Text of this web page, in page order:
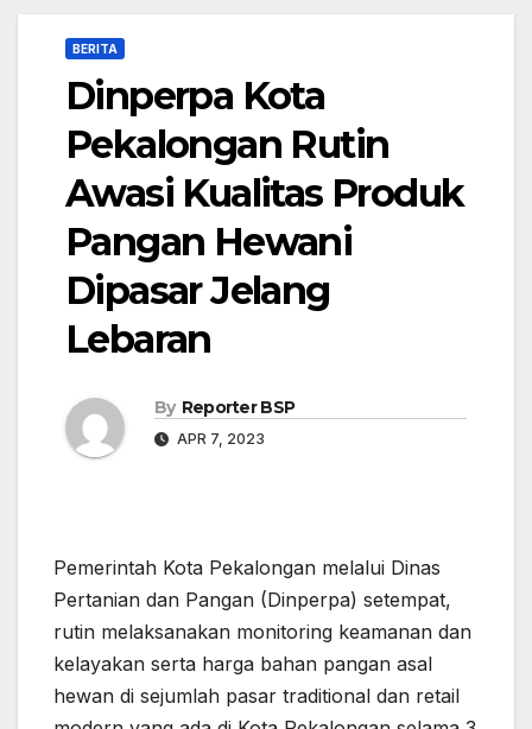
BERITA
Dinperpa Kota
Pekalongan Rutin
Awasi Kualitas Produk
Pangan Hewani
Dipasar Jelang
Lebaran
By Reporter BSP
APR 7, 2023
Pemerintah Kota Pekalongan melalui Dinas
Pertanian dan Pangan (Dinperpa) setempat,
rutin melaksanakan monitoring keamanan dan
kelayakan serta harga bahan pangan asal
hewan di sejumlah pasar traditional dan retail